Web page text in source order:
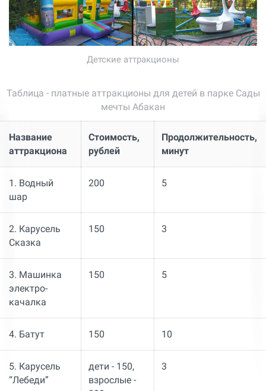
Детские аттракционы
Таблица - платные аттракционы для детей в парке Сады
мечты Абакан
Название
аттракциона
Стоимость,
рублей
Продолжительность,
минут
1. Водный
шар
200 5
2. Карусель
Сказка
150 3
3. Машинка
электро-
качалка
150 5
4. Батут 150 10
5. Карусель
“Лебеди”
дети - 150,
взрослые -
3